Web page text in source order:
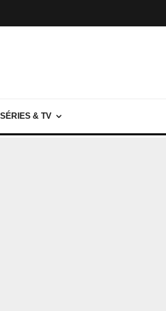
SÉRIES & TV